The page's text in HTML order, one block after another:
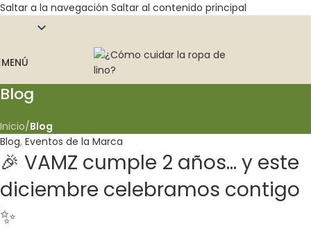
Saltar a la navegación Saltar al contenido principal
MENÚ
Blog
Inicio/Blog
Blog, Eventos de la Marca
🎉 VAMZ cumple 2 años… y este
diciembre celebramos contigo
✨